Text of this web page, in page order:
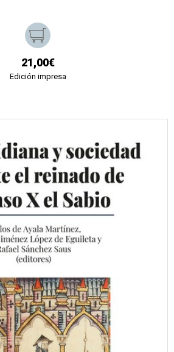
21,00€
Edición impresa